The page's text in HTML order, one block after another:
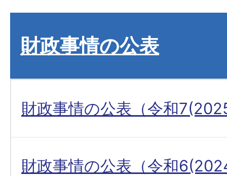
財政事情の公表
財政事情の公表（令和
財政事情の公表（令和